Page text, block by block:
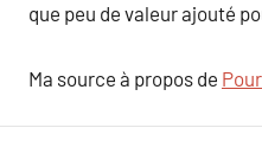
que peu de valeur ajouté
Ma source à propos de